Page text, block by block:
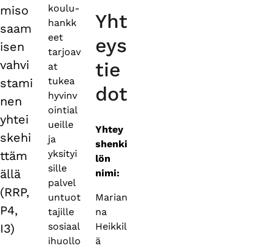
miso
saam
isen
vahvi
stami
nen
yhtei
skehi
ttäm
ällä
(RRP,
P4,
I3)
koulu-
hankk
eet
tarjoav
at
tukea
hyvinv
ointial
ueille
ja
yksityi
sille
palvel
untuot
tajille
sosiaal
ihuollo
Yht
eys
tie
dot
Yhtey
shenki
lön
nimi:
Marian
na
Heikkil
ä